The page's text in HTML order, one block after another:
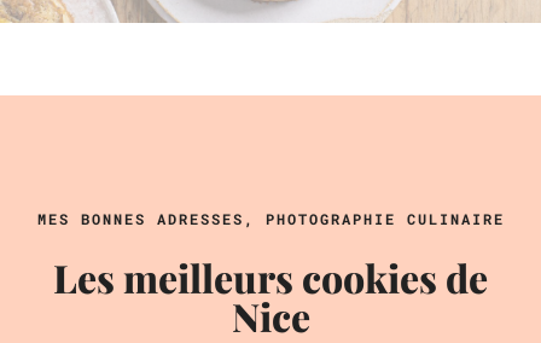
MES BONNES ADRESSES , PHOTOGRAPHIE CULINAIRE
Les meilleurs cookies de
Nice